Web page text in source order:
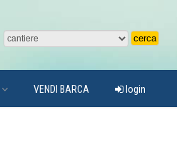
VENDI BARCA login